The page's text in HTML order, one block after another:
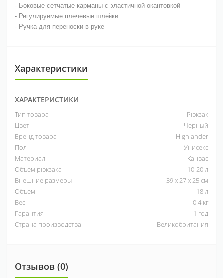
- Боковые сетчатые карманы с эластичной окантовкой
- Регулируемые плечевые шлейки
- Ручка для переноски в руке
Характеристики
ХАРАКТЕРИСТИКИ
Тип товара
Рюкзак
Цвет
Черный
Бренд товара
Highlander
Пол
Унисекс
Материал
Канвас
Объем рюкзака
10-20 л
Внешние размеры
39 х 27 х 25 см
Объем
18 л
Вес
0.4 кг
Гарантия
1 год
Страна производства
Великобритания
Отзывов (0)